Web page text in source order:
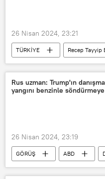
26 Nisan 2024, 23:21
TÜRKİYE
Recep Tayyip
ABD
ABD
resmi ziyaret
Öncü
Rus uzman: Trump'ın
yangını benzinle söndürmeye
26 Nisan 2024, 23:19
GÖRÜŞ ABD
dedolarizasyon
Joe